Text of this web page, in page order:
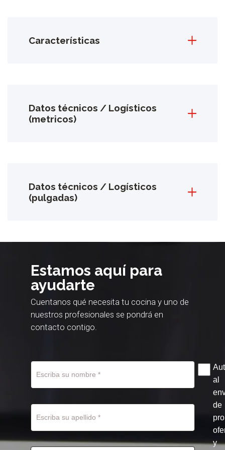
Características
Datos técnicos / Logísticos
(metricos)
Datos técnicos / Logísticos
(pulgadas)
Estamos aquí para
ayudarte
Cuentanos qué necesita tu cocina y uno de
nuestros profesionales se pondrá en
contacto contigo.
al
de
y